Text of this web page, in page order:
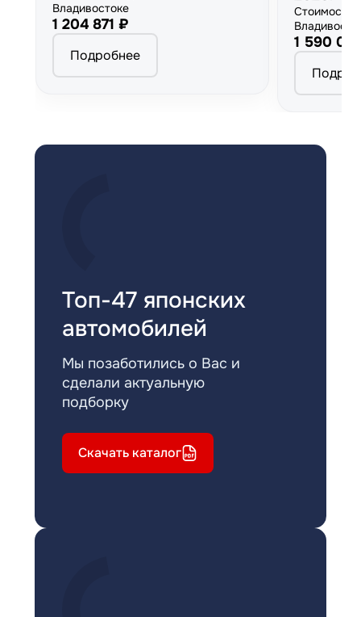
Владивостоке
1 204 871 ₽
Подробнее
Стоимость
1 590
Топ-47 японских
автомобилей
Мы позаботились о Вас и
сделали актуальную
подборку
Скачать каталог